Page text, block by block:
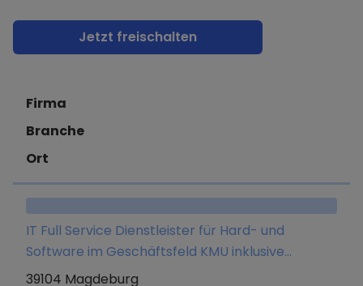
Jetzt freischalten
Firma
Branche
Ort
IT Full Service Dienstleister für Hard- und
Software im Geschäftsfeld KMU inklusive
Webservices im Verkaufs- und Mietmodell.
39104 Magdeburg